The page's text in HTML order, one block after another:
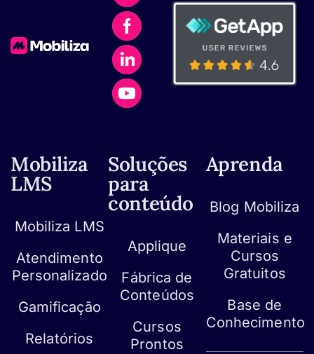
Mobiliza
LMS
Mobiliza LMS
Atendimento
Personalizado
Gamificação
Relatórios
Soluções
para
conteúdo
Applique
Fábrica de
Conteúdos
Cursos
Prontos
Aprenda
Blog Mobiliza
Materiais e
Cursos
Gratuitos
Base de
Conhecimento